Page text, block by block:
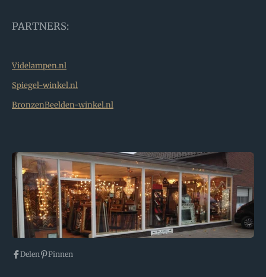
PARTNERS:
Videlampen.nl
Spiegel-winkel.nl
BronzenBeelden-winkel.nl
Delen Pinnen